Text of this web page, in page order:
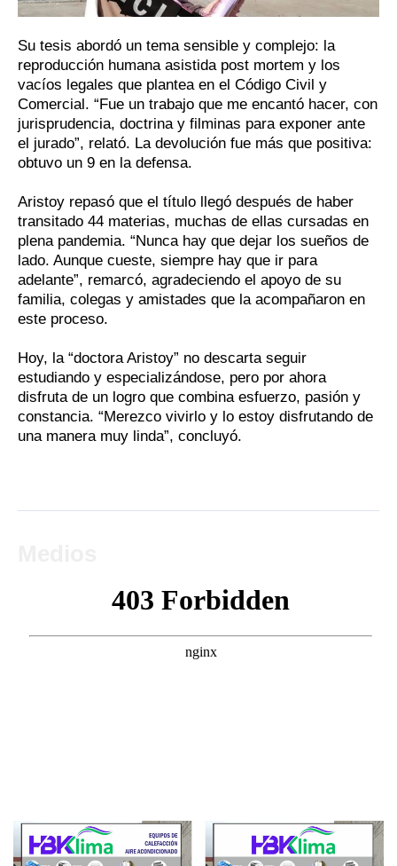
Su tesis abordó un tema sensible y complejo: la
reproducción humana asistida post mortem y los
vacíos legales que plantea en el Código Civil y
Comercial. “Fue un trabajo que me encantó hacer, con
jurisprudencia, doctrina y filminas para exponer ante
el jurado”, relató. La devolución fue más que positiva:
obtuvo un 9 en la defensa.
Aristoy repasó que el título llegó después de haber
transitado 44 materias, muchas de ellas cursadas en
plena pandemia. “Nunca hay que dejar los sueños de
lado. Aunque cueste, siempre hay que ir para
adelante”, remarcó, agradeciendo el apoyo de su
familia, colegas y amistades que la acompañaron en
este proceso.
Hoy, la “doctora Aristoy” no descarta seguir
estudiando y especializándose, pero por ahora
disfruta de un logro que combina esfuerzo, pasión y
constancia. “Merezco vivirlo y lo estoy disfrutando de
una manera muy linda”, concluyó.